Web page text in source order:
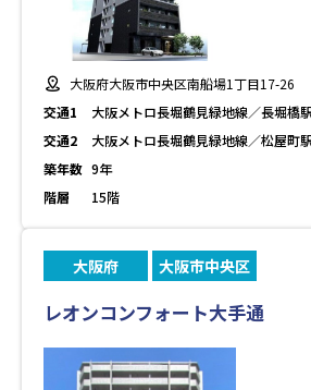
大阪府大阪市中央区南船場1丁目17-26
交通1
大阪メトロ長堀鶴見緑地線／長堀橋
交通2
大阪メトロ長堀鶴見緑地線／松屋町
築年数 9年
階層
15階
大阪府 大阪市中央区
レオンコンフォート大手通